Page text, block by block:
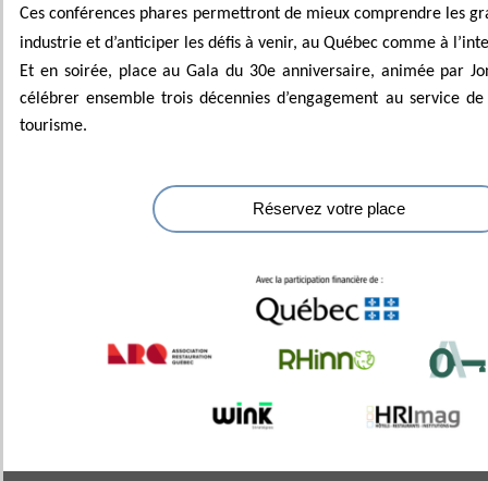
Ces conférences phares permettront de mieux comprendre les
industrie et d’anticiper les défis à venir, au Québec comme à
Et en soirée, place au Gala du 30e anniversaire, animée par
célébrer ensemble trois décennies d’engagement au service
tourisme.
Réservez votre place